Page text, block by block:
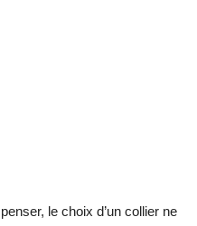
le choix d’un collier ne